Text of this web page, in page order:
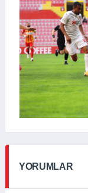
YORUMLAR